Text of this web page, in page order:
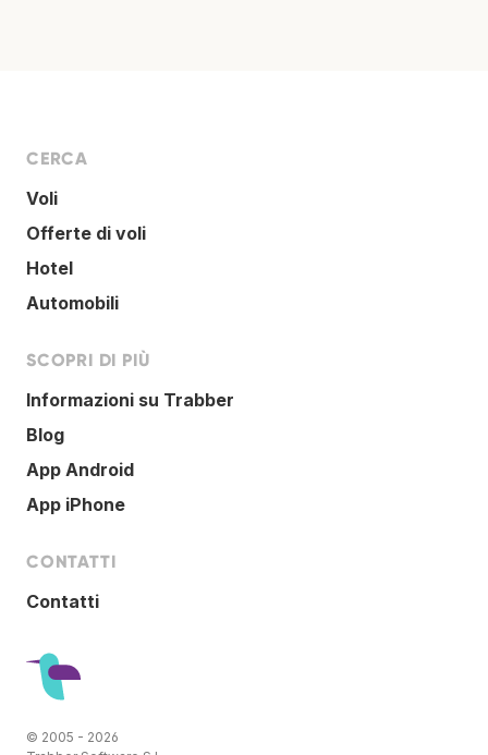
CERCA
Voli
Offerte di voli
Hotel
Automobili
SCOPRI DI PIÙ
Informazioni su Trabber
Blog
App Android
App iPhone
CONTATTI
Contatti
© 2005 - 2026